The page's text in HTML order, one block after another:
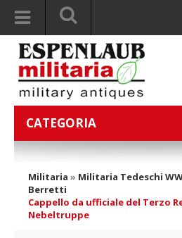
CATEGORIA
Militaria » Militaria Tedeschi
Berretti
Cappello da ufficiale del Terzo
Nebeltruppe